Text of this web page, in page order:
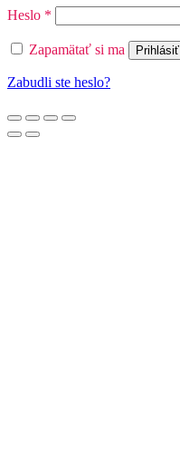
Heslo *
Zapamätať si ma Prihlásiť
Zabudli ste heslo?